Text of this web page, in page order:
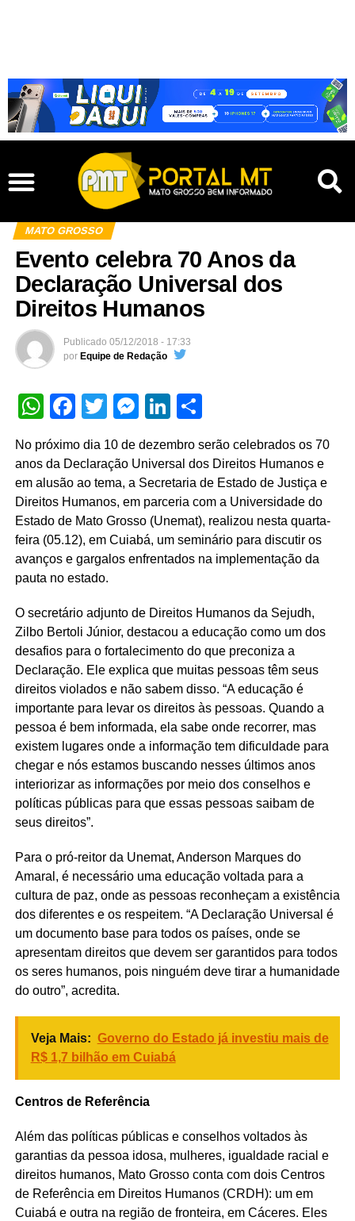
MATO GROSSO
Evento celebra 70 Anos da
Declaração Universal dos
Direitos Humanos
Publicado 05/12/2018 - 17:33
por Equipe de Redação
WhatsApp
Facebook
TwitterMessenger
LinkedIn
No próximo dia 10 de dezembro serão celebrados os 70
anos da Declaração Universal dos Direitos Humanos e
em alusão ao tema, a Secretaria de Estado de Justiça e
Direitos Humanos, em parceria com a Universidade do
Estado de Mato Grosso (Unemat), realizou nesta quarta-
feira (05.12), em Cuiabá, um seminário para discutir os
avanços e gargalos enfrentados na implementação da
pauta no estado.
O secretário adjunto de Direitos Humanos da Sejudh,
Zilbo Bertoli Júnior, destacou a educação como um dos
desafios para o fortalecimento do que preconiza a
Declaração. Ele explica que muitas pessoas têm seus
direitos violados e não sabem disso. “A educação é
importante para levar os direitos às pessoas. Quando a
pessoa é bem informada, ela sabe onde recorrer, mas
existem lugares onde a informação tem dificuldade para
chegar e nós estamos buscando nesses últimos anos
interiorizar as informações por meio dos conselhos e
políticas públicas para que essas pessoas saibam de
seus direitos”.
Para o pró-reitor da Unemat, Anderson Marques do
Amaral, é necessário uma educação voltada para a
cultura de paz, onde as pessoas reconheçam a existência
dos diferentes e os respeitem. “A Declaração Universal é
um documento base para todos os países, onde se
apresentam direitos que devem ser garantidos para todos
os seres humanos, pois ninguém deve tirar a humanidade
do outro”, acredita.
Veja Mais: Governo do Estado já investiu mais de
R$ 1,7 bilhão em Cuiabá
Centros de Referência
Além das políticas públicas e conselhos voltados às
garantias da pessoa idosa, mulheres, igualdade racial e
direitos humanos, Mato Grosso conta com dois Centros
de Referência em Direitos Humanos (CRDH): um em
Cuiabá e outra na região de fronteira, em Cáceres. Eles